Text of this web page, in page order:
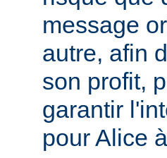
message
autre, afin
son profit,
garantir
pour Alice